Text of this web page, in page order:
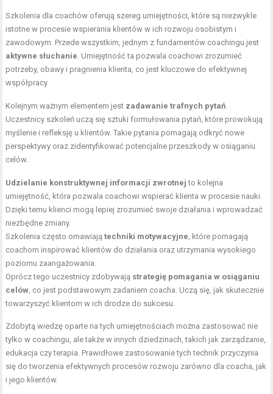
Szkolenia dla coachów oferują szereg umiejętności, które są niezwykle
istotne w procesie wspierania klientów w ich rozwoju osobistym i
zawodowym. Przede wszystkim, jednym z fundamentów coachingu jest
aktywne słuchanie . Umiejętność ta pozwala coachowi zrozumieć
potrzeby, obawy i pragnienia klienta, co jest kluczowe do efektywnej
współpracy.
Kolejnym ważnym elementem jest zadawanie trafnych pytań
Uczestnicy szkoleń uczą się sztuki formułowania pytań, które prowokują
myślenie i refleksję u klientów. Takie pytania pomagają odkryć nowe
perspektywy oraz zidentyfikować potencjalne przeszkody w osiąganiu
celów.
Udzielanie konstruktywnej informacji zwrotnej to kolejna
umiejętność, która pozwala coachowi wspierać klienta w procesie nauki.
Dzięki temu klienci mogą lepiej zrozumieć swoje działania i wprowadzać
niezbędne zmiany.
Szkolenia często omawiajątechniki motywacyjne , które pomagają
coachom inspirować klientów do działania oraz utrzymania wysokiego
poziomu zaangażowania.
Oprócz tego uczestnicy zdobywają strategię pomagania w osiąganiu
celów , co jest podstawowym zadaniem coacha. Uczą się, jak skutecznie
towarzyszyć klientom w ich drodze do sukcesu.
Zdobytą wiedzę oparte na tych umiejętnościach można zastosować nie
tylko w coachingu, ale także w innych dziedzinach, takich jak zarządzanie,
edukacja czy terapia. Prawidłowe zastosowanie tych technik przyczynia
się do tworzenia efektywnych procesów rozwoju zarówno dla coacha, jak
i jego klientów.